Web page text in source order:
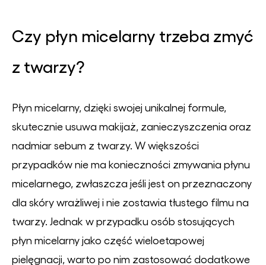
Czy płyn micelarny trzeba zmyć
z twarzy?
Płyn micelarny, dzięki swojej unikalnej formule,
skutecznie usuwa makijaż, zanieczyszczenia oraz
nadmiar sebum z twarzy. W większości
przypadków nie ma konieczności zmywania płynu
micelarnego, zwłaszcza jeśli jest on przeznaczony
dla skóry wrażliwej i nie zostawia tłustego filmu na
twarzy. Jednak w przypadku osób stosujących
płyn micelarny jako część wieloetapowej
pielęgnacji, warto po nim zastosować dodatkowe